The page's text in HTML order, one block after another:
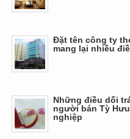
Đặt tên công ty
mang lại nhiều
Những điều dối
người bán Tỳ
nghiệp